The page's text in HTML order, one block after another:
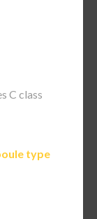
C class
type